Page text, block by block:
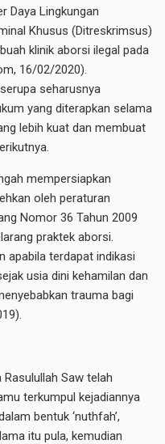
Daya Lingkungan
Khusus (Ditreskrimsus)
klinik aborsi ilegal pada
16/02/2020).
seharusnya
yang diterapkan selama
lebih kuat dan membuat
mempersiapkan
oleh peraturan
Nomor 36 Tahun 2009
praktek aborsi.
apabila terdapat indikasi
usia dini kehamilan dan
trauma bagi
Rasulullah Saw telah
terkumpul kejadiannya
bentuk ‘nuthfah’,
itu pula, kemudian